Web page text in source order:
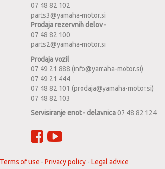
07 48 82 102
parts3@yamaha-motor.si
Prodaja rezervnih delov -
07 48 82 100
parts2@yamaha-motor.si
Prodaja vozil
07 49 21 888 (info@yamaha-motor.si)
07 49 21 444
07 48 82 101 (prodaja@yamaha-motor.si)
07 48 82 103
Servisiranje enot - delavnica07 48 82 124
Terms of use - Privacy policy - Legal advice